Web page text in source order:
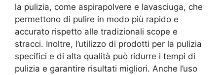
la pulizia, come aspirapolvere e lavasciuga, che
permettono di pulire in modo più rapido e
accurato rispetto alle tradizionali scope e
stracci. Inoltre, l’utilizzo di prodotti per la pulizia
specifici e di alta qualità può ridurre i tempi di
pulizia e garantire risultati migliori. Anche l’uso